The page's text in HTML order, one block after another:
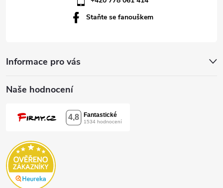
Informace pro vás
Naše hodnocení
Staňte se fanouškem